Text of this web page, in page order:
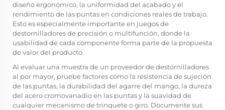
diseño ergonómico, la uniformidad del acabado y el
rendimiento de las puntas en condiciones reales de trabajo.
Esto es especialmente importante en juegos de
destornilladores de precisión o multifunción, donde la
usabilidad de cada componente forma parte de la propuesta
de valor del producto.
Al evaluar una muestra de un proveedor de destornilladores
al por mayor, pruebe factores como la resistencia de sujeción
de las puntas, la durabilidad del agarre del mango, la dureza
del acero cromovanadio en las puntas y la suavidad de
cualquier mecanismo de trinquete o giro. Documente sus